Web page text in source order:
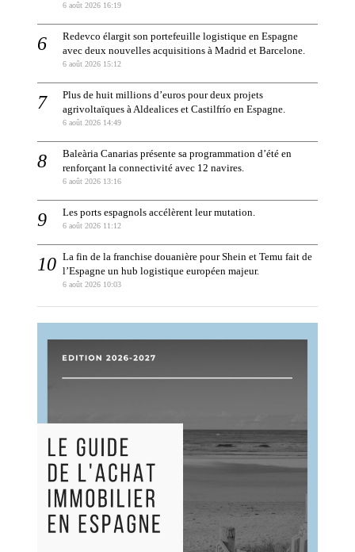
6 août 2026 16:19
Redevco élargit son portefeuille logistique en Espagne
avec deux nouvelles acquisitions à Madrid et Barcelone.
6 août 2026 15:12
Plus de huit millions d’euros pour deux projets
agrivoltaïques à Aldealices et Castilfrío en Espagne.
6 août 2026 14:49
Baleària Canarias présente sa programmation d’été en
renforçant la connectivité avec 12 navires.
6 août 2026 13:16
Les ports espagnols accélèrent leur mutation.
6 août 2026 11:12
La fin de la franchise douanière pour Shein et Temu fait de
l’Espagne un hub logistique européen majeur.
6 août 2026 10:03